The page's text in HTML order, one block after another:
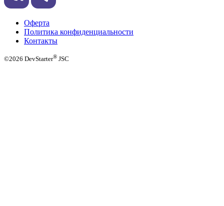
Оферта
Политика конфиденциальности
Контакты
©2026 DevStarter® JSC